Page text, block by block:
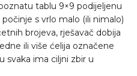
tablu 9×9 podijeljenu
s vrlo malo (ili nimalo)
brojeva, rješavač dobija
ili više ćelija označene
svaka ima ciljni zbir u